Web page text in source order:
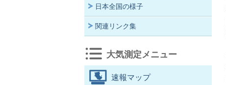
日本全国の様子
関連リンク集
大気測定メニュー
速報マップ